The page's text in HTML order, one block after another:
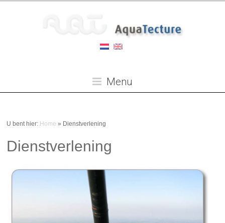
Menu
U bent hier: Home » Dienstverlening
Dienstverlening